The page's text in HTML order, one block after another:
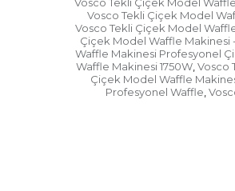
Vosco Tekli Çiçek Model
Vosco Tekli Çiçek Model
Vosco Tekli Çiçek Model
Çiçek Model Waffle Makinesi
Waffle Makinesi Profesyonel
Waffle Makinesi 1750W, Vosco
Çiçek Model Waffle
Profesyonel Waffle,